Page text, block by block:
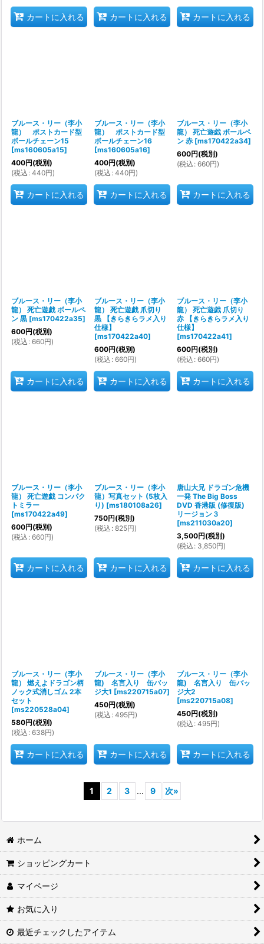
カートに入れる カートに入れる カートに入れる
ブルース・リー（李小
龍） ポストカード型
ボールチェーン15
[ms160605a15]
400円(税別)
(税込 : 440円)
カートに入れる
ブルース・リー（李小
龍） ポストカード型
ボールチェーン16
[ms160605a16]
400円(税別)
(税込 : 440円)
カートに入れる
ブルース・リー（李小
龍） 死亡遊戯 ボールペ
ン 赤 [ms170422a34]
600円(税別)
(税込 : 660円)
カートに入れる
ブルース・リー（李小
龍） 死亡遊戯 ボールペ
ン 黒 [ms170422a35]
600円(税別)
(税込 : 660円)
カートに入れる
ブルース・リー（李小
龍） 死亡遊戯 爪切り
黒 【きらきらラメ入り
仕様】
[ms170422a40]
600円(税別)
(税込 : 660円)
カートに入れる
ブルース・リー（李小
龍） 死亡遊戯 爪切り
赤 【きらきらラメ入り
仕様】
[ms170422a41]
600円(税別)
(税込 : 660円)
カートに入れる
ブルース・リー（李小
龍） 死亡遊戯 コンパク
トミラー
[ms170422a49]
600円(税別)
(税込 : 660円)
カートに入れる
ブルース・リー（李小
龍）写真セット (5枚入
り) [ms180108a26]
750円(税別)
(税込 : 825円)
カートに入れる
唐山大兄 ドラゴン危機
一発 The Big Boss
DVD 香港版 (修復版)
リージョン３
[ms211030a20]
3,500円(税別)
(税込 : 3,850円)
カートに入れる
ブルース・リー（李小
龍） 燃えよドラゴン柄
ノック式消しゴム 2本
セット
[ms220528a04]
580円(税別)
(税込 : 638円)
カートに入れる
ブルース・リー（李小
龍) 名言入り 缶バッ
ジ大1 [ms220715a07]
450円(税別)
(税込 : 495円)
カートに入れる
ブルース・リー（李小
龍) 名言入り 缶バッ
ジ大2
[ms220715a08]
450円(税別)
(税込 : 495円)
カートに入れる
1 2 3 ... 9 次»
ホーム
ショッピングカート
マイページ
お気に入り
最近チェックしたアイテム